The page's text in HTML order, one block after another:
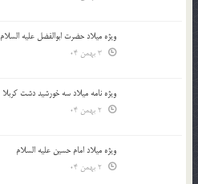
ویژه میلاد حضرت ابوالفضل علیه السلام
ویژه نامه میلاد سه خورشید دشت کربلا
ویژه میلاد امام حسین علیه السلام